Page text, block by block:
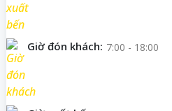
Giờ đón khách: 7:00 - 18:00